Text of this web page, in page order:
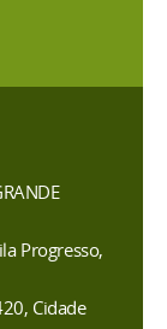
Progresso,
Cidade